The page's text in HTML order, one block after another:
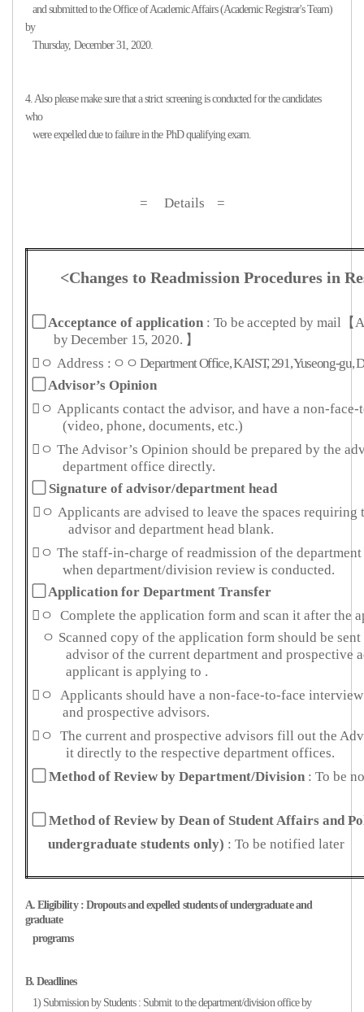
andsubmitted to the Office of Academic Affairs (Academic Registrar's Team)
by
Thursday, December31, 2020.
4. Also please make sure that a strict screening is conducted for the candidates
who
were expelled due to failure in the PhD qualifying exam.
= Details =
<Changes to Readmission Procedures in
▢Acceptance of application : To be accepted by mail【
byDecember 15, 2020. 】
ㅇAddress : ㅇㅇDepartment Office, KAIST, 291, Yuseong-gu,
▢Advisor’s Opinion
 ㅇApplicants contact the advisor, and have a non-
(video, phone, documents, etc.)
ㅇThe Advisor’s Opinion should be prepared by the
department office directly.
Signature of advisor/department head
ㅇ Applicants are advised to leave the spaces requiring
advisor and department head blank.
ㅇThe staff-in-charge of readmission of the
when department/division review is conducted.
▢Application for Department Transfer
ㅇComplete the application form and scan it after the
ㅇ Scanned copy of the application form should be
advisor of the current department and prospective
applicant is applying to .
ㅇApplicants should have a non-face-to-face
and prospective advisors.
ㅇThe current and prospective advisors fill out the
it directly to the respective department offices.
▢ Method of Review byDepartment/Division : To be
▢Method of Review by Dean of Student Affairs and
undergraduate students only) : To be notified later
A. Eligibility : Dropouts and expelled students of undergraduate and
graduate
programs
B. Deadlines
1) Submission by Students : Submit to the department/division office by